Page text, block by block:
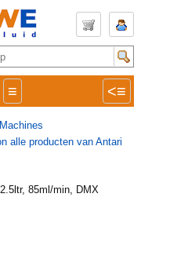
≡ <≡
85ml/min, DMX